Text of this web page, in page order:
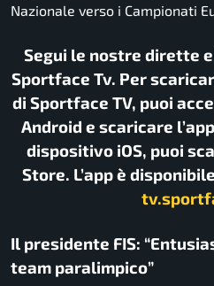
Nazionale verso i Campionati
Segui le nostre dirette
Sportface Tv. Per
di Sportface TV, puoi
Android e scaricare
dispositivo iOS, puoi
Store. L’app è
Il presidente FIS:
team paralimpico”